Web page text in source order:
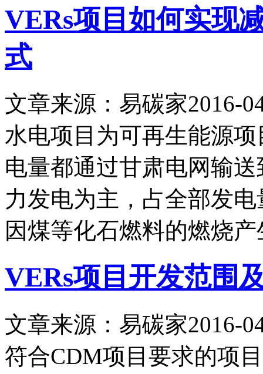
VERs项目如何实现
式
文章来源：易碳家2016-
水电项目为可再生能源
电量都通过甘肃电网输
力发电为主，占全部发
因煤等化石燃料的燃烧产
VERs项目开发范围
文章来源：易碳家2016-
符合CDM项目要求的项